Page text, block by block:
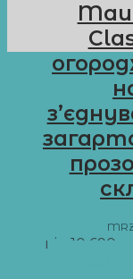
від 10 690